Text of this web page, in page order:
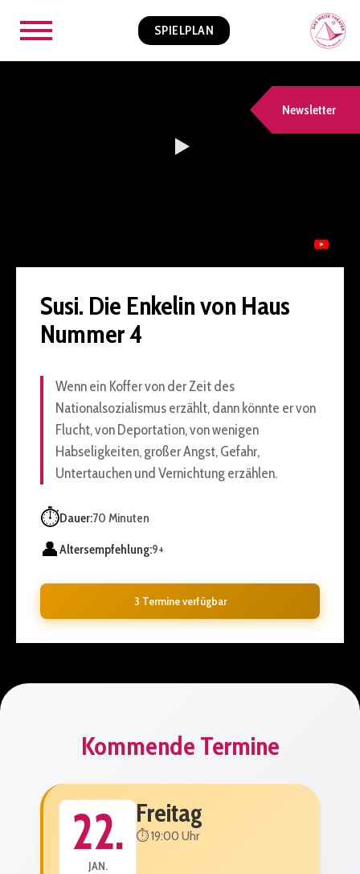
SPIELPLAN
Newsletter
Susi. Die Enkelin von Haus
Nummer 4
Wenn ein Koffer von der Zeit des
Nationalsozialismus erzählt, dann könnte er von
Flucht, von Deportation, von wenigen
Habseligkeiten, großer Angst, Gefahr,
Untertauchen und Vernichtung erzählen.
⏱️Dauer:70 Minuten
👤Altersempfehlung:9+
3 Termine verfügbar
Kommende Termine
22.
JAN.
Freitag
⏱️ 19:00 Uhr